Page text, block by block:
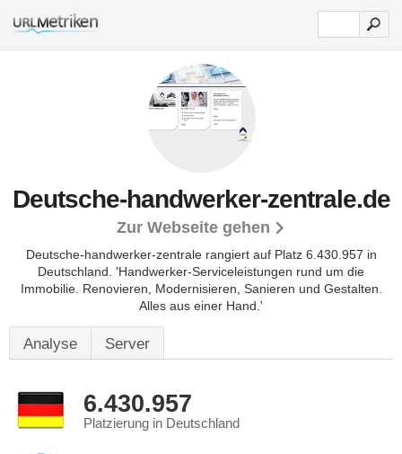
Deutsche-handwerker-zentrale.de
Zur Webseite gehen
Deutsche-handwerker-zentrale rangiert auf Platz 6.430.957 in
Deutschland. 'Handwerker-Serviceleistungen rund um die
Immobilie. Renovieren, Modernisieren, Sanieren und Gestalten.
Alles aus einer Hand.'
Analyse Server
6.430.957
Platzierung in Deutschland